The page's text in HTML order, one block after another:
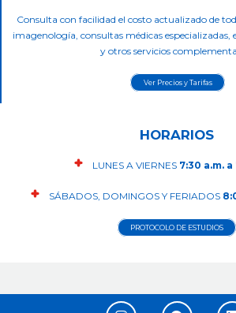
HORARIOS
LUNES A VIERNES 7:30 a.m.
SÁBADOS, DOMINGOS Y FERIADOS
PROTOCOLO DE ESTUDIOS
Consulta con facilidad el costo actualizado de
imagenología, consultas médicas especializadas,
y otros servicios
Ver Precios y Tarifas